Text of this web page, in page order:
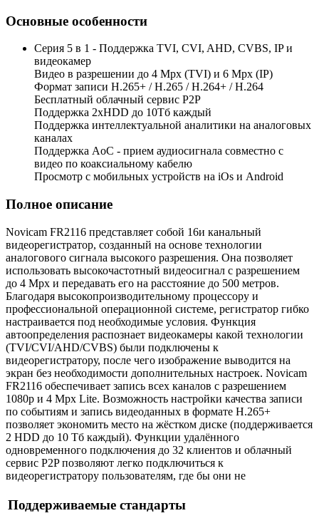
Основные особенности
Серия 5 в 1 - Поддержка TVI, CVI, AHD, CVBS, IP и
видеокамер
Видео в разрешении до 4 Mpx (TVI) и 6 Mpx (IP)
Формат записи H.265+ / H.265 / H.264+ / H.264
Бесплатный облачный сервис Р2Р
Поддержка 2xHDD до 10Тб каждый
Поддержка интеллектуальной аналитики на аналоговых
каналах
Поддержка AoC - прием аудиосигнала совместно с
видео по коаксиальному кабелю
Просмотр с мобильных устройств на iOs и Android
Полное описание
Novicam FR2116 представляет собой 16и канальный
видеорегистратор, созданный на основе технологии
аналогового сигнала высокого разрешения. Она позволяет
использовать высокочастотный видеосигнал с разрешением
до 4 Mpx и передавать его на расстояние до 500 метров.
Благодаря высокопроизводительному процессору и
профессиональной операционной системе, регистратор гибко
настраивается под необходимые условия. Функция
автоопределения распознает видеокамеры какой технологии
(TVI/CVI/AHD/CVBS) были подключены к
видеорегистратору, после чего изображение выводится на
экран без необходимости дополнительных настроек. Novicam
FR2116 обеспечивает запись всех каналов с разрешением
1080р и 4 Mpx Lite. Возможность настройки качества записи
по событиям и запись видеоданных в формате H.265+
позволяет экономить место на жёстком диске (поддерживается
2 HDD до 10 Tб каждый). Функции удалённого
одновременного подключения до 32 клиентов и облачный
сервис P2P позволяют легко подключиться к
видеорегистратору пользователям, где бы они не
Поддерживаемые стандарты